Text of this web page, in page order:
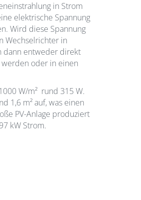
in Strom
elektrische Spannung
Wird diese Spannung
Wechselrichter in
dann entweder direkt
oder in einen
W/m² rund 315 W.
1,6 m² auf, was einen
PV-Anlage produziert
kW Strom.